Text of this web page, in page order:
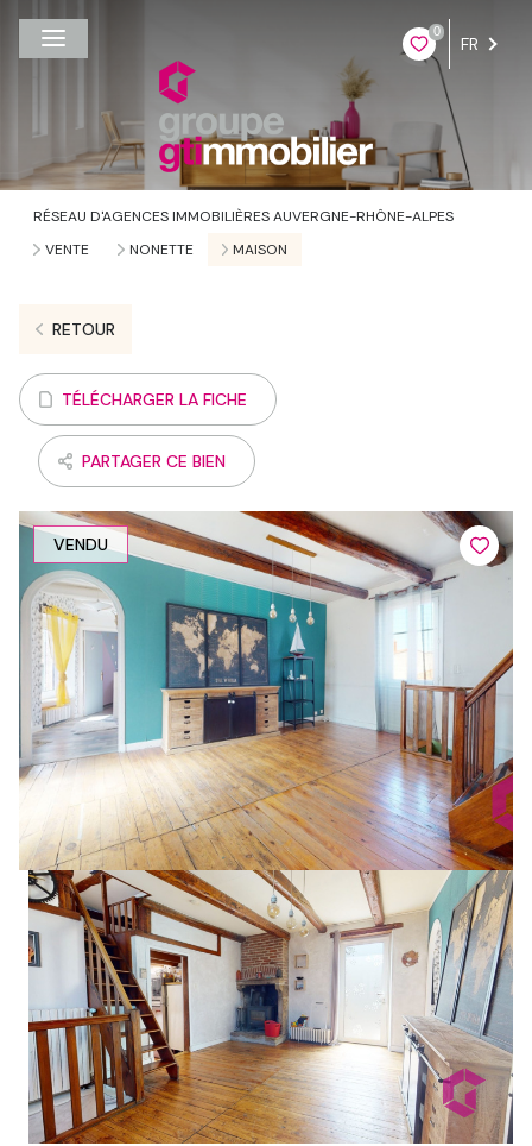
0
FR
RÉSEAU D'AGENCES IMMOBILIÈRES AUVERGNE-RHÔNE-ALPES
VENTE
NONETTE MAISON
RETOUR
TÉLÉCHARGER LA FICHE
PARTAGER CE BIEN
VENDU
1
2